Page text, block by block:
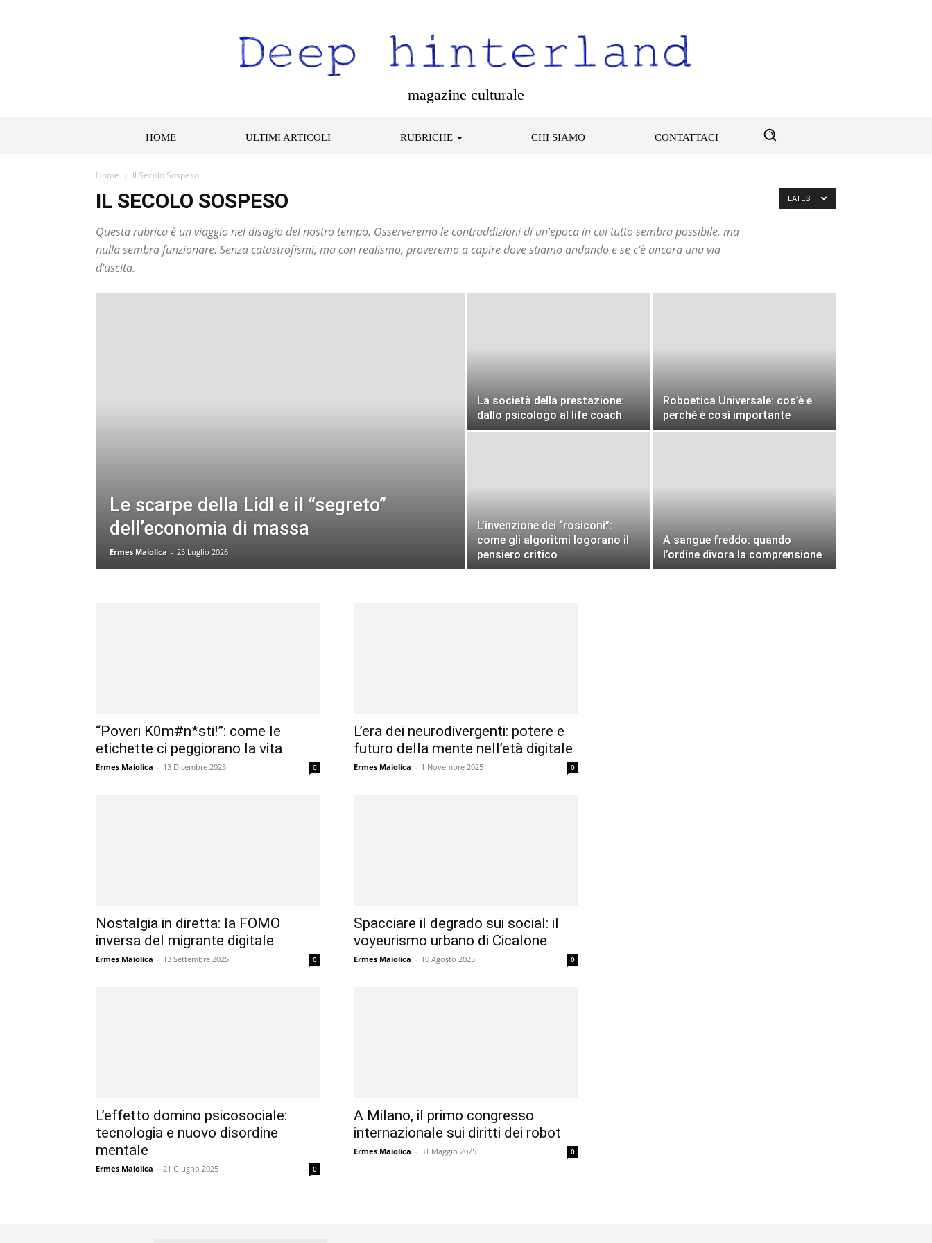
magazine culturale
HOME ULTIMI ARTICOLI RUBRICHE CHI SIAMO CONTATTACI
Home Il Secolo Sospeso
IL SECOLO SOSPESO
Questa rubrica è un viaggio nel disagio del nostro tempo. Osserveremo le contraddizioni di un’epoca in cui tutto sembra possibile, ma
nulla sembra funzionare. Senza catastrofismi, ma con realismo, proveremo a capire dove stiamo andando e se c’è ancora una via
d’uscita.
LATEST
Le scarpe della Lidl e il “segreto”
dell’economia di massa
Ermes Maiolica - 25 Luglio 2026
La società della prestazione:
dallo psicologo al life coach
Roboetica Universale: cos’è e
perché è così importante
L’invenzione dei “rosiconi”:
come gli algoritmi logorano il
pensiero critico
A sangue freddo: quando
l’ordine divora la comprensione
“Poveri K0m#n*sti!”: come le
etichette ci peggiorano la vita
Ermes Maiolica - 13 Dicembre 2025 0
L’era dei neurodivergenti: potere e
futuro della mente nell’età digitale
Ermes Maiolica - 1 Novembre 2025 0
Nostalgia in diretta: la FOMO
inversa del migrante digitale
Ermes Maiolica - 13 Settembre 2025 0
Spacciare il degrado sui social: il
voyeurismo urbano di Cicalone
Ermes Maiolica - 10 Agosto 2025 0
L’effetto domino psicosociale:
tecnologia e nuovo disordine
mentale
Ermes Maiolica - 21 Giugno 2025 0
A Milano, il primo congresso
internazionale sui diritti dei robot
Ermes Maiolica - 31 Maggio 2025 0